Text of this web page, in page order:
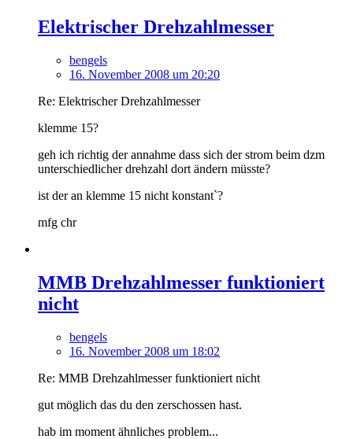
Elektrischer Drehzahlmesser
bengels
16. November 2008 um 20:20
Re: Elektrischer Drehzahlmesser
klemme 15?
geh ich richtig der annahme dass sich der strom beim dzm
unterschiedlicher drehzahl dort ändern müsste?
ist der an klemme 15 nicht konstant`?
mfg chr
MMB Drehzahlmesser funktioniert
nicht
bengels
16. November 2008 um 18:02
Re: MMB Drehzahlmesser funktioniert nicht
gut möglich das du den zerschossen hast.
hab im moment ähnliches problem...